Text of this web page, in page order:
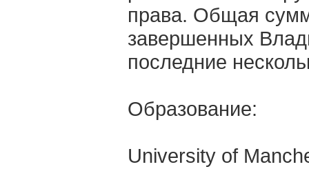
права. Общая
завершенных
последние
Образование:
University of